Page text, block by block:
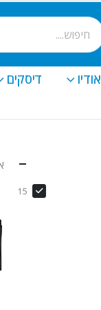
אודיו דיסקים
15